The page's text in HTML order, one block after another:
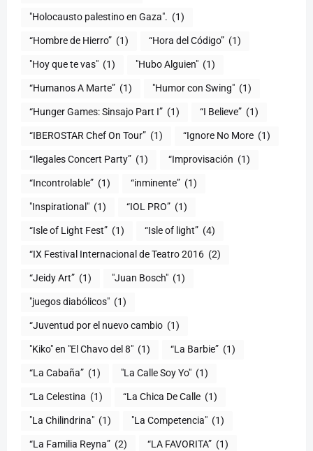
"Holocausto palestino en Gaza". (1)
“Hombre de Hierro” (1) (1)
"Hoy que te vas" (1) "Hubo Alguien" (1)
“Humanos A Marte” (1) "Humor con Swing" (1)
(1) “I Believe” (1)
“IBEROSTAR Chef On Tour” (1) “Ignore No More (1)
“Ilegales Concert Party” (1) “Improvisación (1)
“Incontrolable” (1) “inminente” (1)
"Inspirational" (1) “IOL PRO” (1)
“Isle of Light Fest” (1) “Isle of light” (4)
“IX Festival Internacional de Teatro 2016 (2)
“Jeidy Art” (1) "Juan Bosch" (1)
"juegos diabólicos" (1)
“Juventud por el nuevo cambio (1)
"Kiko" en "El Chavo del 8" (1) “La Barbie” (1)
“La Cabaña” (1) "La Calle Soy Yo" (1)
“La Celestina (1) “La Chica De Calle (1)
"La Chilindrina" (1) "La Competencia" (1)
“La Familia Reyna” (2) “LA FAVORITA” (1)